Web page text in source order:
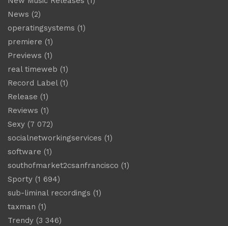
News (2)
operatingsystems (1)
premiere (1)
Previews (1)
real timeweb (1)
Record Label(1)
Release (1)
Reviews (1)
Sexy (7 072)
socialnetworkingservices (1)
software (1)
southofmarket2csanfrancisco (1)
Sporty (1 694)
sub-liminal recordings (1)
taxman (1)
Trendy (3 346)